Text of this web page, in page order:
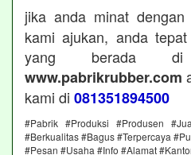
jika anda minat dengan
kami ajukan, anda
yang berada
www.pabrikrubber.com
kami di 081351894500
#Pabrik #Produksi #Produsen
#Berkualitas #Bagus #Terpercaya
#Pesan #Usaha #Info #Alamat